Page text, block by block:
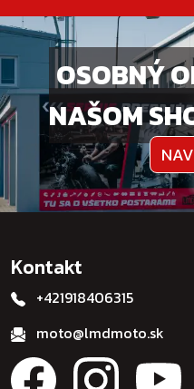
OSOBNÝ
NAŠOM
Kontakt
+421918406315
moto@lmdmoto.sk